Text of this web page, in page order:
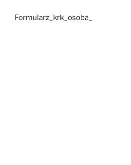
Formularz_krk_osoba_